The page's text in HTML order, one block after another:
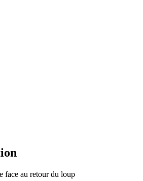
face au retour du loup